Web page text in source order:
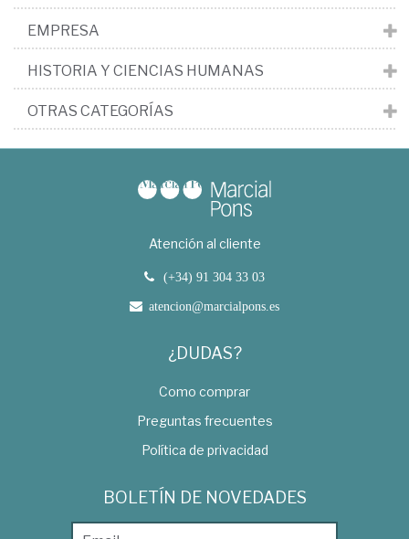
EMPRESA
HISTORIA Y CIENCIAS HUMANAS
OTRAS CATEGORÍAS
Atención al cliente
(+34) 91 304 33 03
atencion@marcialpons.es
¿DUDAS?
Como comprar
Preguntas frecuentes
Política de privacidad
BOLETÍN DE NOVEDADES